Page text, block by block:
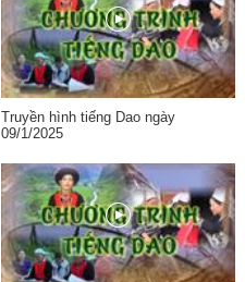
Truyền hình tiếng Dao ngày
09/1/2025